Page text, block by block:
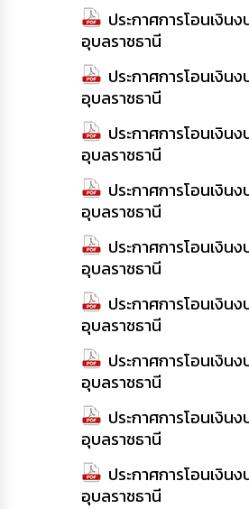
ประกาศการโอนเงิน
อุบลราชธานี
ประกาศการโอนเงิน
อุบลราชธานี
ประกาศการโอนเงิน
อุบลราชธานี
ประกาศการโอนเงิน
อุบลราชธานี
ประกาศการโอนเงิน
อุบลราชธานี
ประกาศการโอนเงิน
อุบลราชธานี
ประกาศการโอนเงิน
อุบลราชธานี
ประกาศการโอนเงิน
อุบลราชธานี
ประกาศการโอนเงิน
อุบลราชธานี